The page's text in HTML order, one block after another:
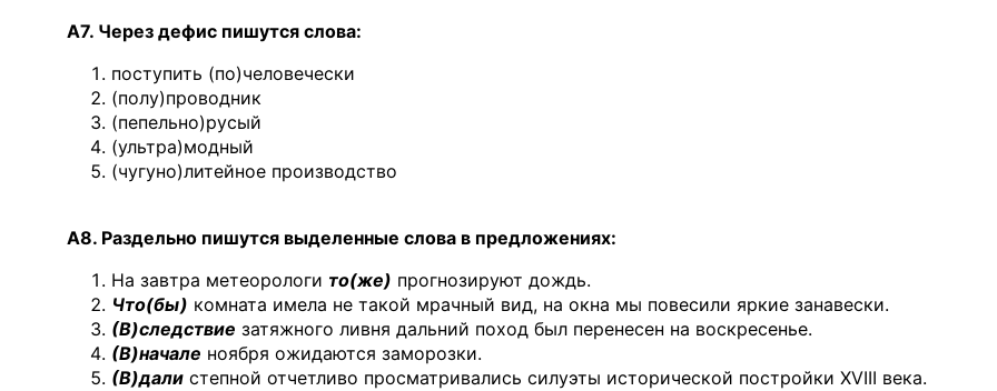
А7. Через дефис пишутся слова:
поступить (по)человечески
(полу)проводник
(пепельно)русый
(ультра)модный
(чугуно)литейное производство
А8. Раздельно пишутся выделенные слова в предложениях:
На завтра метеорологи то(же) прогнозируют дождь.
Что(бы) комната имела не такой мрачный вид, на окна мы повесили яркие занавески.
(В)следствие затяжного ливня дальний поход был перенесен на воскресенье.
(В)начале ноября ожидаются заморозки.
(В)дали степной отчетливо просматривались силуэты исторической постройки XVIII века.